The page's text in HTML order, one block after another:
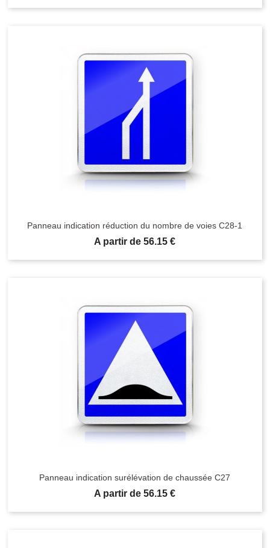
Panneau indication réduction du nombre de voies C28-1
Prix
A partir de 56.15 €
Panneau indication surélévation de chaussée C27
Prix
A partir de 56.15 €